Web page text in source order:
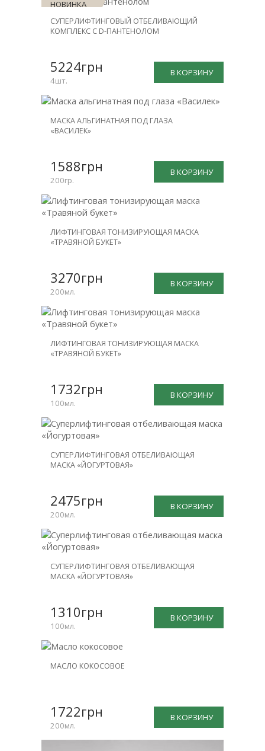
НОВИНКА
СКИДКА
СУПЕРЛИФТИНГОВЫЙ ОТБЕЛИВАЮЩИЙ
КОМПЛЕКС С D-ПАНТЕНОЛОМ
В КОРЗИНУ
5224грн
4шт.
МАСКА АЛЬГИНАТНАЯ ПОД ГЛАЗА
«ВАСИЛЕК»
В КОРЗИНУ
1588грн
200гр.
ЛИФТИНГОВАЯ ТОНИЗИРУЮЩАЯ МАСКА
«ТРАВЯНОЙ БУКЕТ»
В КОРЗИНУ
3270грн
200мл.
ЛИФТИНГОВАЯ ТОНИЗИРУЮЩАЯ МАСКА
«ТРАВЯНОЙ БУКЕТ»
В КОРЗИНУ
1732грн
100мл.
СУПЕРЛИФТИНГОВАЯ ОТБЕЛИВАЮЩАЯ
МАСКА «ЙОГУРТОВАЯ»
В КОРЗИНУ
2475грн
200мл.
СУПЕРЛИФТИНГОВАЯ ОТБЕЛИВАЮЩАЯ
МАСКА «ЙОГУРТОВАЯ»
В КОРЗИНУ
1310грн
100мл.
МАСЛО КОКОСОВОЕ
В КОРЗИНУ
1722грн
200мл.